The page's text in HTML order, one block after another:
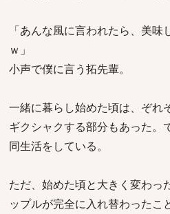
「あんな風に言われたら、美
ｗ」
小声で僕に言う拓先輩。
一緒に暮らし始めた頃は、ぞれ
ギクシャクする部分もあった。
同生活をしている。
ただ、始めた頃と大きく変わっ
ップルが完全に入れ替わったこ